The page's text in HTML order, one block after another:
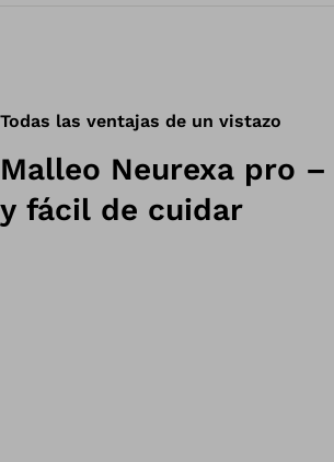
Todas las ventajas de un vistazo
Malleo Neurexa pro
y fácil de cuidar